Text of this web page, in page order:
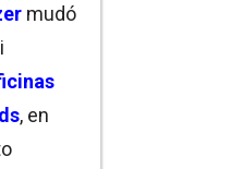
mudó
, en